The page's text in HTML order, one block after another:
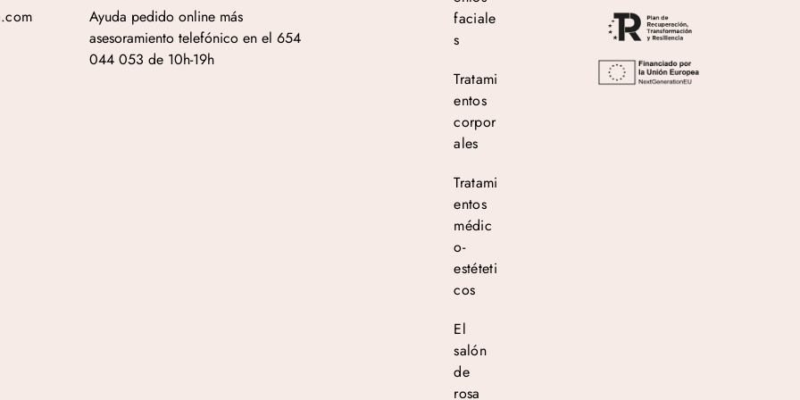
Ayuda pedido online más
asesoramiento telefónico en el 654
044 053 de 10h-19h
faciale
s
Tratami
entos
corpor
ales
Tratami
entos
médic
o-
estéteti
cos
El
salón
de
rosa